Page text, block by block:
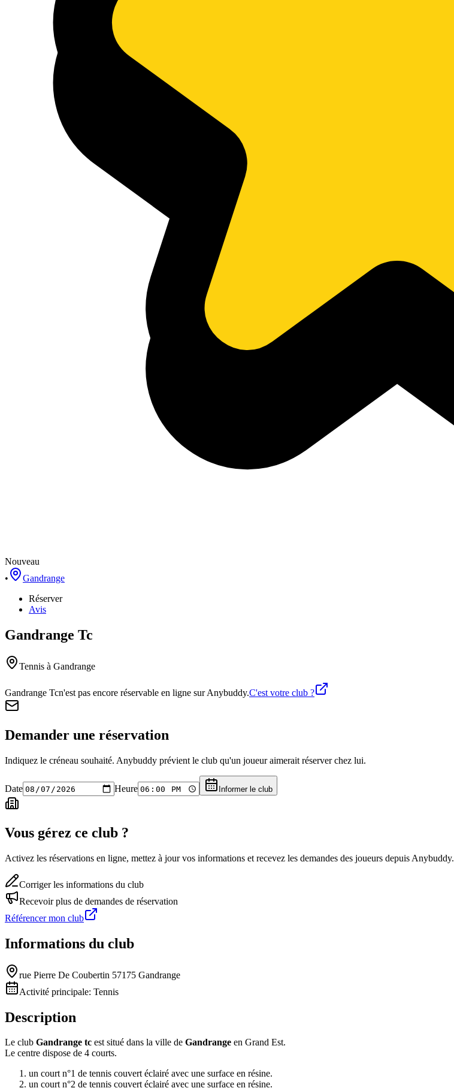
Nouveau
•
Gandrange
Réserver
Avis
Gandrange Tc
Tennis à Gandrange
Gandrange Tcn'est pas encore réservable en ligne sur Anybuddy.C'est votre club ?
Demander une réservation
Indiquez le créneau souhaité. Anybuddy prévient le club qu'un joueur aimerait réserver chez lui.
Date Heure Informer le club
Vous gérez ce club ?
Activez les réservations en ligne, mettez à jour vos informations et recevez les demandes des joueurs depuis Anybuddy.
Corriger les informations du club
Recevoir plus de demandes de réservation
Référencer mon club
Informations du club
rue Pierre De Coubertin 57175 Gandrange
Activité principale: Tennis
Description
Le club Gandrange tc est situé dans la ville de Gandrange en Grand Est.
Le centre dispose de 4 courts.
un court n°1 de tennis couvert éclairé avec une surface en résine.
un court n°2 de tennis couvert éclairé avec une surface en résine.